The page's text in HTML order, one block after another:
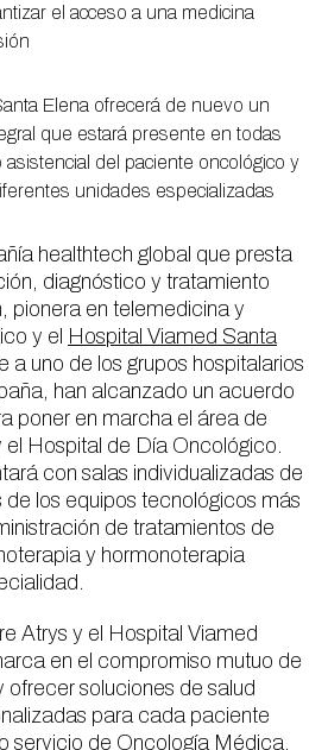
el acceso a una medicina
Elena ofrecerá de nuevo un
que estará presente en todas
asistencial del paciente oncológico y
unidades especializadas
healthtech global que presta
diagnóstico y tratamiento
pionera en telemedicina y
y el Hospital Viamed Santa
a uno de los grupos hospitalarios
han alcanzado un acuerdo
poner en marcha el área de
Hospital de Día Oncológico.
con salas individualizadas de
los equipos tecnológicos más
de tratamientos de
y hormonoterapia
Atrys y el Hospital Viamed
en el compromiso mutuo de
soluciones de salud
para cada paciente
servicio de Oncología Médica,